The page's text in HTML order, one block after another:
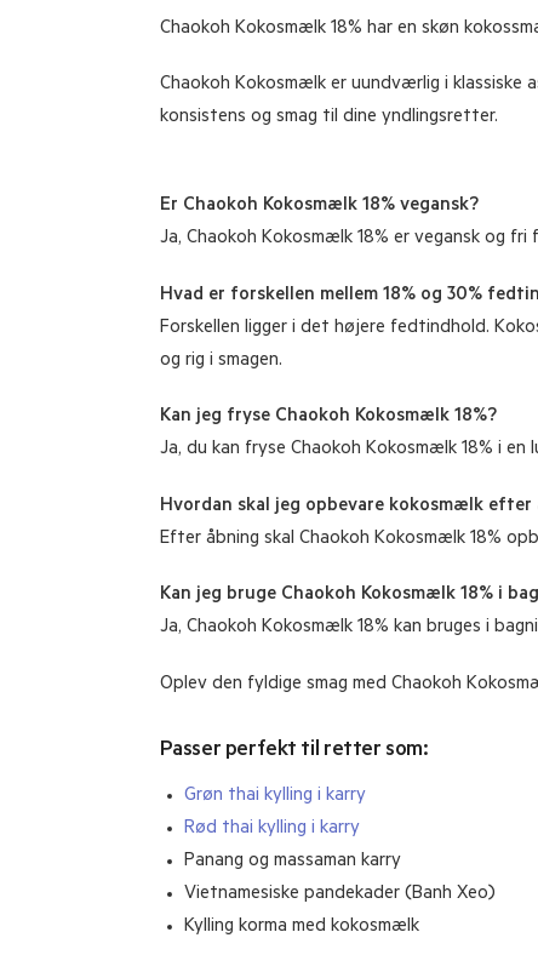
Chaokoh Kokosmælk 18% har en skøn
Chaokoh Kokosmælk er uundværlig i klassiske
konsistens og smag til dine yndlingsretter.
Er Chaokoh Kokosmælk 18% vegansk?
Ja, Chaokoh Kokosmælk 18% er vegansk og
Hvad er forskellen mellem 18% og 30%
Forskellen ligger i det højere fedtindhold.
og rig i smagen.
Kan jeg fryse Chaokoh Kokosmælk 18%?
Ja, du kan fryse Chaokoh Kokosmælk 18% i
Hvordan skal jeg opbevare kokosmælk efter
Efter åbning skal Chaokoh Kokosmælk 18%
Kan jeg bruge Chaokoh Kokosmælk 18% i
Ja, Chaokoh Kokosmælk 18% kan bruges i
Oplev den fyldige smag med Chaokoh
Passer perfekt til retter som:
Grøn thai kylling i karry
Rød thai kylling i karry
Panang og massaman karry
Vietnamesiske pandekader (Banh Xeo)
Kylling korma med kokosmælk